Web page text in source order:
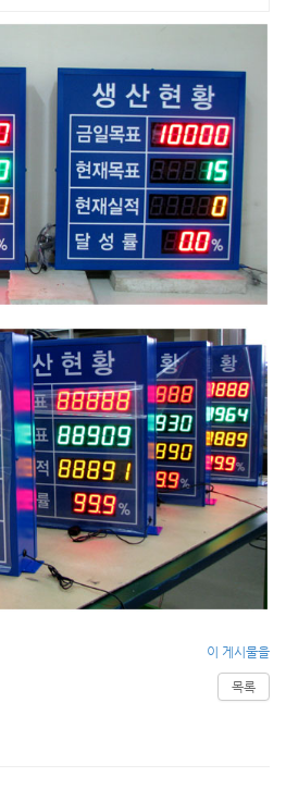
이 게시물을
목록